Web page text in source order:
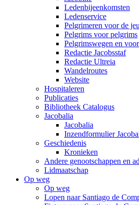
Ledenbijeenkomsten
Ledenservice
Pelgrimeren voor de
Pelgrims voor pelgrims
Pelgrimswegen en
Redactie Jacobsstaf
Redactie Ultreia
Wandelroutes
Website
Hospitaleren
Publicaties
Bibliotheek Catalogus
Jacobalia
Jacobalia
Inzendformulier
Geschiedenis
Kronieken
Andere genootschappen en
Lidmaatschap
Op weg
Op weg
Lopen naar Santiago de